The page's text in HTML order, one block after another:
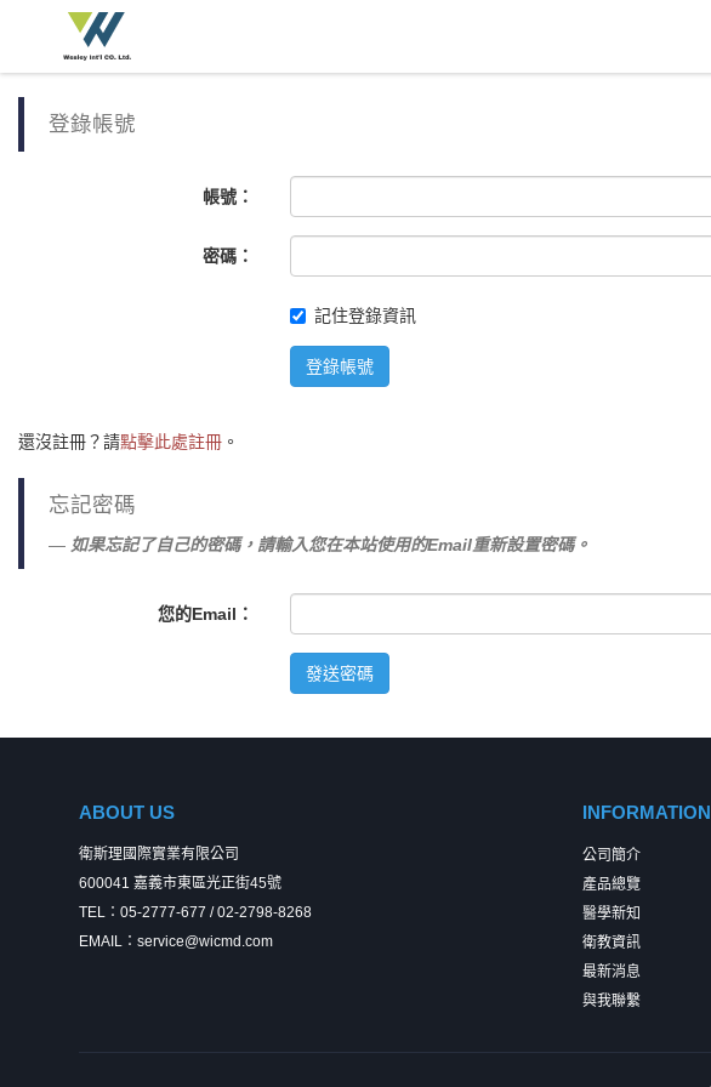
登錄帳號
帳號：
密碼：
記住登錄資訊
登錄帳號
還沒註冊？請點擊此處註冊 。
忘記密碼
如果忘記了自己的密碼，請輸入您在本站使用的Email重新設置密碼。
您的Email：
發送密碼
ABOUT US
衛斯理國際實業有限公司
600041 嘉義市東區光正街45號
TEL：05-2777-677 / 02-2798-8268
EMAIL：service@wicmd.com
INFORMATION
公司簡介
產品總覽
醫學新知
衛教資訊
最新消息
與我聯繫